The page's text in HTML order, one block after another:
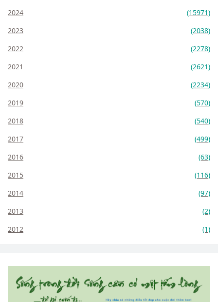
2024
(15971)
2023
(2038)
2022
(2278)
2021
(2621)
2020
(2234)
2019
(570)
2018
(540)
2017
(499)
2016
(63)
2015
(116)
2014
(97)
2013
(2)
2012
(1)